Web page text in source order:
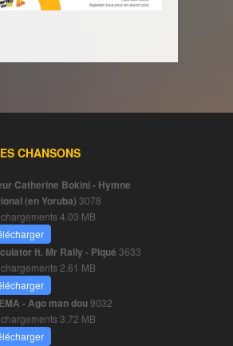
CHANSONS
Catherine Bokini - Hymne
(en Yoruba) 3078
4.03 MB
ft. Mr Rally - Piqué 3633
2.61 MB
- Ago man dou9032
3.72 MB